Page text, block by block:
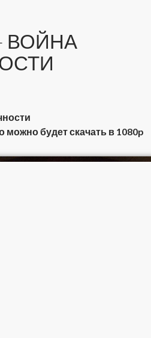
ВОЙНА
можно будет скачать в 1080p